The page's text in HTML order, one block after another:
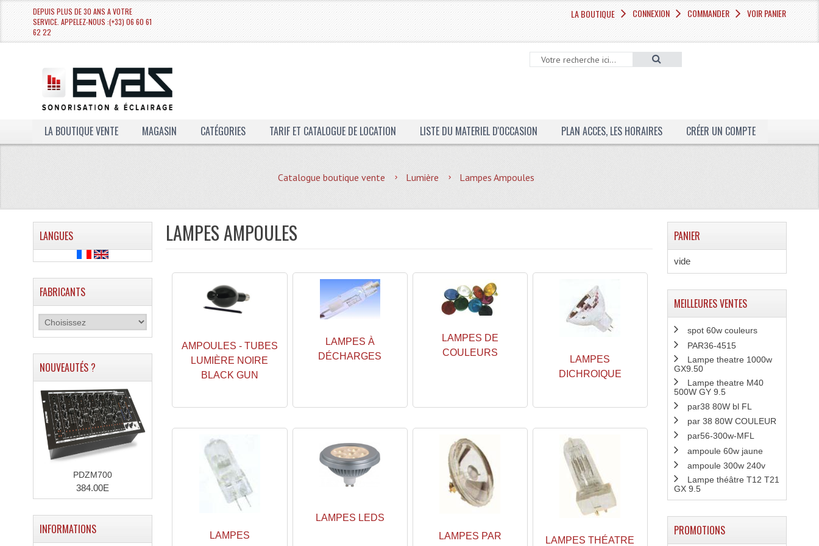
DEPUIS PLUS DE 30 ANS A VOTRE
SERVICE. APPELEZ-NOUS :(+33) 06 60 61
62 22
LA BOUTIQUE CONNEXION COMMANDER VOIR PANIER
LA BOUTIQUE VENTE MAGASIN CATÉGORIES TARIF ET CATALOGUE DE LOCATION LISTE DU MATERIEL D'OCCASION PLAN ACCES, LES HORAIRES CRÉER UN COMPTE
Catalogue boutique vente Lumière Lampes Ampoules
LAMPES AMPOULES
AMPOULES - TUBES
LUMIÈRE NOIRE
BLACK GUN
LAMPES À
DÉCHARGES
LAMPES DE
COULEURS
LAMPES
DICHROIQUE
LAMPES
LAMPES LEDS
LAMPES PAR
LAMPES THÉATRE
LANGUES
FABRICANTS
NOUVEAUTÉS ?
PDZM700
384.00E
INFORMATIONS
PANIER
vide
MEILLEURES VENTES
spot 60w couleurs
PAR36-4515
Lampe theatre 1000w
GX9.50
Lampe theatre M40
500W GY 9.5
par38 80W bl FL
par 38 80W COULEUR
par56-300w-MFL
ampoule 60w jaune
ampoule 300w 240v
Lampe théâtre T12 T21
GX 9.5
PROMOTIONS